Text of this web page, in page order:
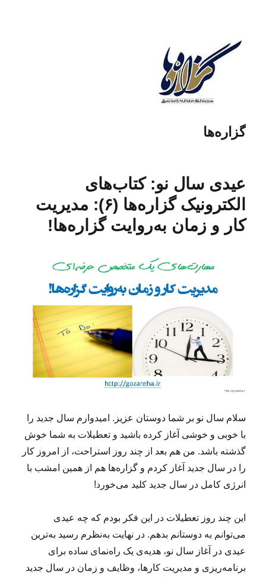
گزاره‌ها
عیدی سال نو: کتاب‌های
الکترونیک گزاره‌ها (۶): مدیریت
کار و زمان به‌روایت گزاره‌ها!
سلام سال نو بر شما دوستان عزیز. امیدوارم سال جدید را
با خوبی و خوشی آغاز کرده باشید و تعطیلات به شما خوش
گذشته باشد. من هم بعد از چند روز استراحت، از امروز کار
را در سال جدید آغاز کردم و گزاره‌ها هم از همین امشب با
انرژی کامل در سال جدید کلید می‌خورد!
این چند روز تعطیلات در این فکر بودم که چه عیدی
می‌توانم به دوستانم بدهم. در نهایت به‌نظرم رسید به‌ترین
عیدی در آغاز سال نو، هدیه‌ی یک راه‌نمای ساده برای
برنامه‌ریزی و مدیریت کارها، وظایف و زمان در سال جدید